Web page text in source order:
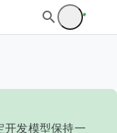
开发模型保持一